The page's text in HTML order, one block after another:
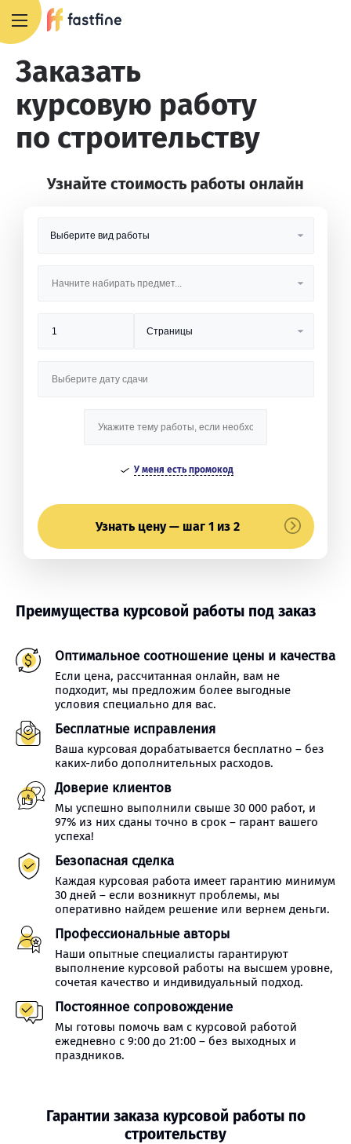
Заказать
курсовую работу
по строительству
Узнайте стоимость работы онлайн
У меня есть промокод
Узнать цену — шаг 1 из 2
Преимущества курсовой работы под заказ
Оптимальное соотношение цены и качества
Если цена, рассчитанная онлайн, вам не
подходит, мы предложим более выгодные
условия специально для вас.
Бесплатные исправления
Ваша курсовая дорабатывается бесплатно – без
каких-либо дополнительных расходов.
Доверие клиентов
Мы успешно выполнили свыше 30 000 работ, и
97% из них сданы точно в срок – гарант вашего
успеха!
Безопасная сделка
Каждая курсовая работа имеет гарантию минимум
30 дней – если возникнут проблемы, мы
оперативно найдем решение или вернем деньги.
Профессиональные авторы
Наши опытные специалисты гарантируют
выполнение курсовой работы на высшем уровне,
сочетая качество и индивидуальный подход.
Постоянное сопровождение
Мы готовы помочь вам с курсовой работой
ежедневно с 9:00 до 21:00 – без выходных и
праздников.
Гарантии заказа курсовой работы по
строительству